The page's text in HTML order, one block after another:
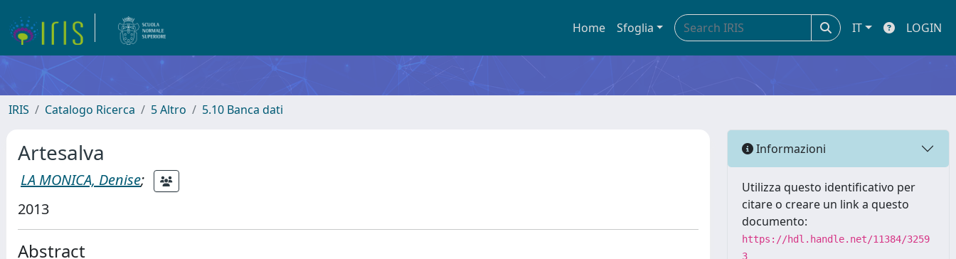
Home Sfoglia IT LOGIN
IRIS Catalogo Ricerca 5 Altro 5.10 Banca dati
Artesalva
LA MONICA, Denise;
2013
Abstract
Informazioni
Utilizza questo identificativo per
citare o creare un link a questo
documento:
https://hdl.handle.net/11384/3259
3